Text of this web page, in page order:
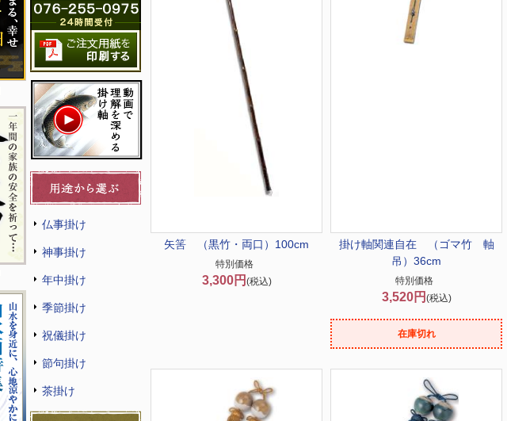
仏事掛け
神事掛け
年中掛け
季節掛け
祝儀掛け
節句掛け
茶掛け
矢筈 （黒竹・両口）100cm
特別価格
3,300円 (税込)
掛け軸関連自在 （ゴマ竹 軸
吊）36cm
特別価格
3,520円 (税込)
在庫切れ